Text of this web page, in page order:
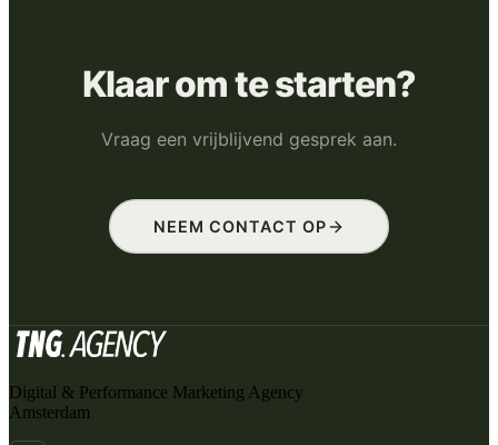
Klaar om te starten?
Vraag een vrijblijvend gesprek aan.
NEEM CONTACT OP
Digital & Performance Marketing Agency
Amsterdam